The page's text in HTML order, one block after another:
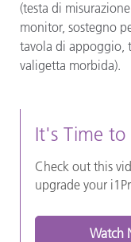
(testa di
monitor, sostegno
tavola di appoggio,
valigetta morbida).
It's Time to
Check out this
upgrade your
Watch